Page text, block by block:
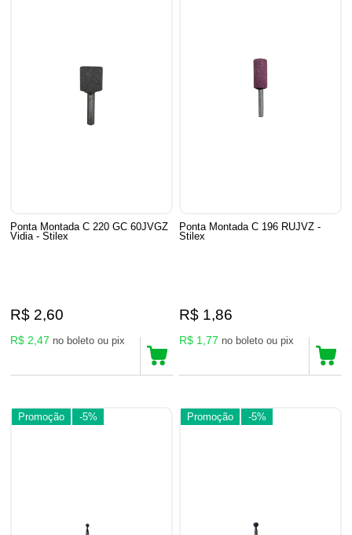
Ponta Montada C 220 GC 60JVGZ
Vidia - Stilex
R$ 2,60
R$ 2,47 no boleto ou pix
Ponta Montada C 196 RUJVZ -
Stilex
R$ 1,86
R$ 1,77 no boleto ou pix
Promoção -5% Promoção -5%